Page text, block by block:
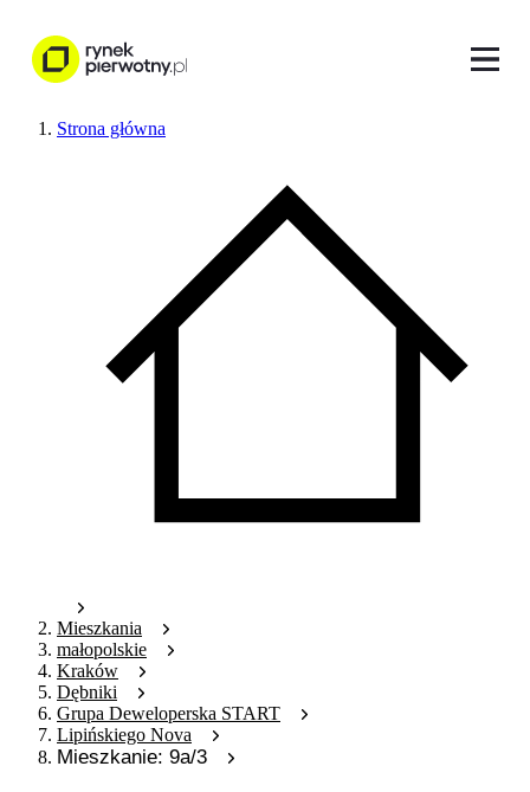
Strona główna
Mieszkania
małopolskie
Kraków
Dębniki
Grupa Deweloperska START
Lipińskiego Nova
Mieszkanie: 9a/3